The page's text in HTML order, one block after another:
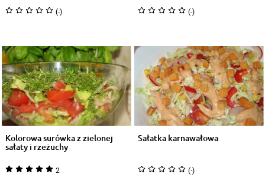
(-) (-)
Kolorowa surówka z zielonej
sałaty i rzeżuchy
2
Sałatka karnawałowa
(-)